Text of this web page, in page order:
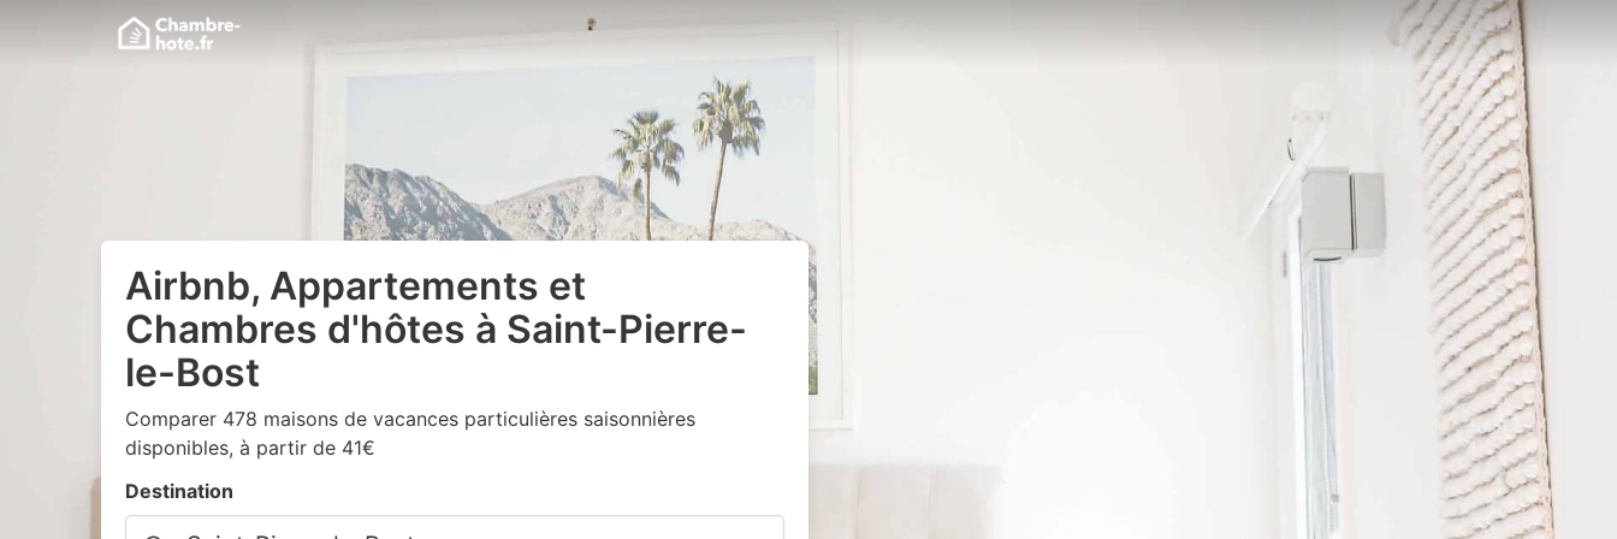
Airbnb, Appartements et
Chambres d'hôtes à Saint-Pierre-
le-Bost
Comparer 478 maisons de vacances particulières saisonnières
disponibles, à partir de 41€
Destination